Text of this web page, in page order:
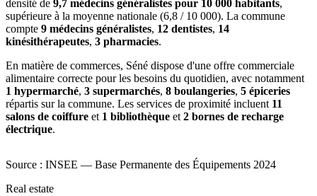
densité de 9,7 médecins généralistes pour 10 000 habitants,
supérieure à la moyenne nationale (6,8 / 10 000). La commune
compte 9 médecins généralistes, 12 dentistes, 14
kinésithérapeutes, 3 pharmacies.
En matière de commerces, Séné dispose d'une offre commerciale
alimentaire correcte pour les besoins du quotidien, avec notamment
1 hypermarché, 3 supermarchés, 8 boulangeries, 5 épiceries
répartis sur la commune. Les services de proximité incluent 11
salons de coiffure et 1 bibliothèque et 2 bornes de recharge
électrique.
Source : INSEE — Base Permanente des Équipements 2024
Real estate